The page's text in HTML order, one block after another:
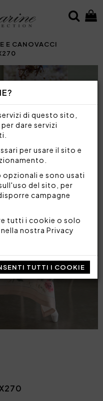
di questo sito,
dare servizi
per usare il sito e
opzionali e sono usati
del sito, per
campagne
tutti i cookie o solo
nostra Privacy
TUTTI I COOKIE
E CANOVACCI